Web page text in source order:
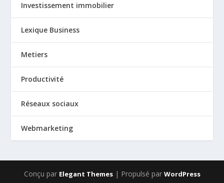
Investissement immobilier
Lexique Business
Metiers
Productivité
Réseaux sociaux
Webmarketing
Conçu par Elegant Themes| Propulsé par WordPress